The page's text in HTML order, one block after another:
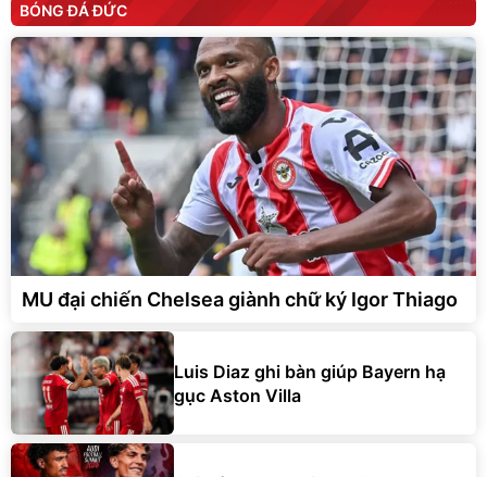
BÓNG ĐÁ ĐỨC
MU đại chiến Chelsea giành chữ ký Igor Thiago
Luis Diaz ghi bàn giúp Bayern hạ
gục Aston Villa